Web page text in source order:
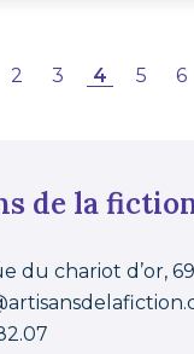
2 3 4 5 6
de la
du chariot d’or,